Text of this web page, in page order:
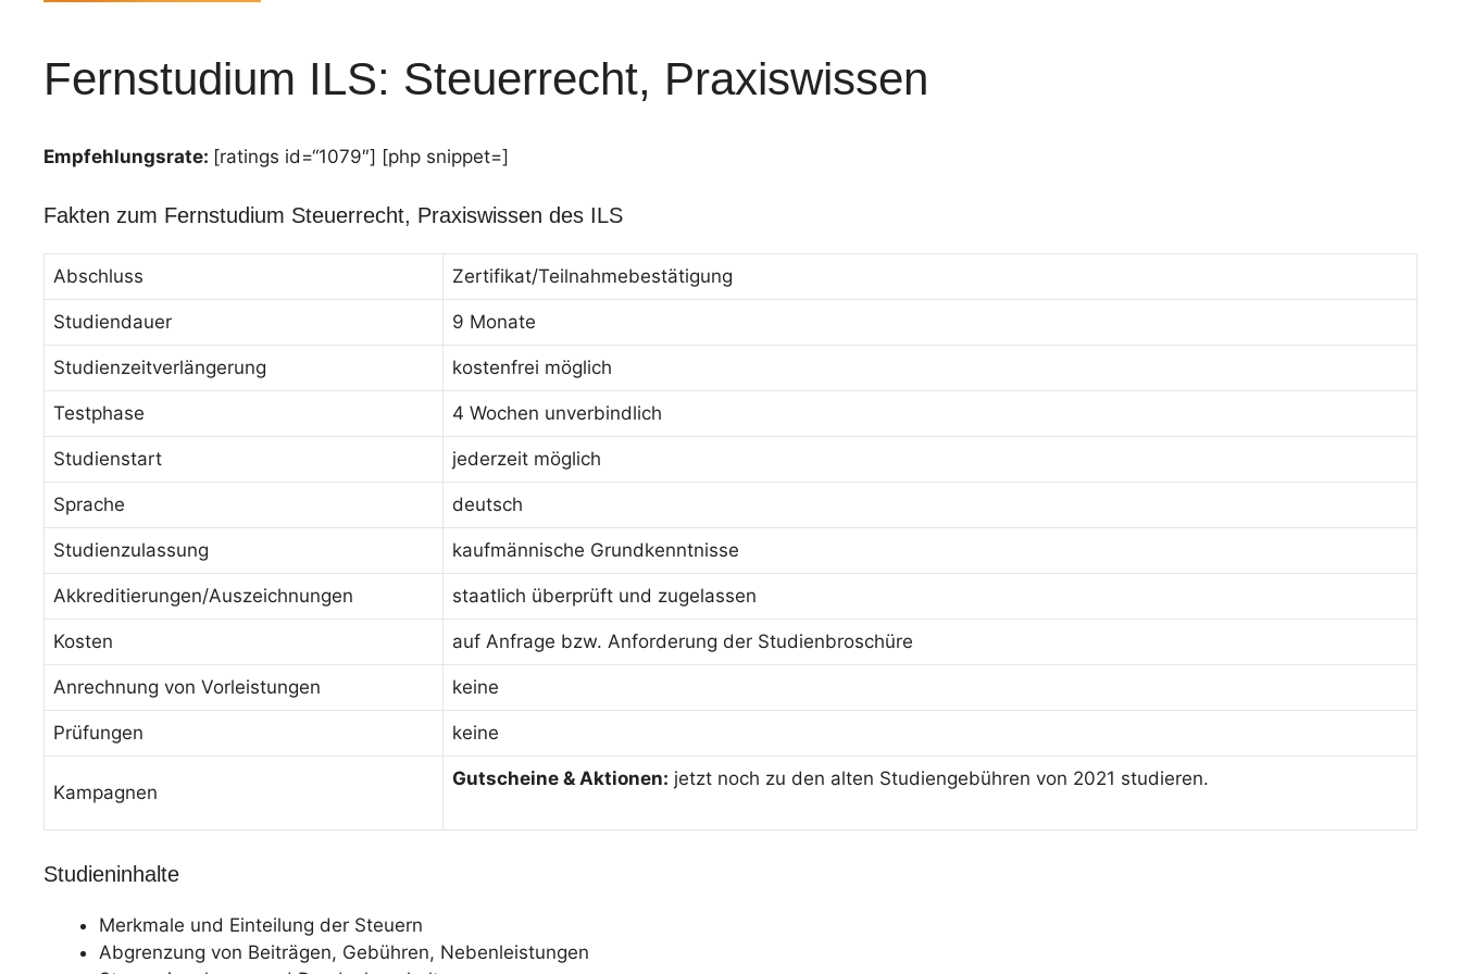
Fernstudium ILS: Steuerrecht, Praxiswissen
Empfehlungsrate: [ratings id=“1079″] [php snippet=]
Fakten zum Fernstudium Steuerrecht, Praxiswissen des ILS
Abschluss Zertifikat/Teilnahmebestätigung
Studiendauer 9 Monate
Studienzeitverlängerung kostenfrei möglich
Testphase 4 Wochen unverbindlich
Studienstart jederzeit möglich
Sprache deutsch
Studienzulassung kaufmännische Grundkenntnisse
Akkreditierungen/Auszeichnungen staatlich überprüft und zugelassen
Kosten auf Anfrage bzw. Anforderung der Studienbroschüre
Anrechnung von Vorleistungen keine
Prüfungen keine
Kampagnen
Gutscheine & Aktionen: jetzt noch zu den alten Studiengebühren von 2021 studieren.
Studieninhalte
Merkmale und Einteilung der Steuern
Abgrenzung von Beiträgen, Gebühren, Nebenleistungen